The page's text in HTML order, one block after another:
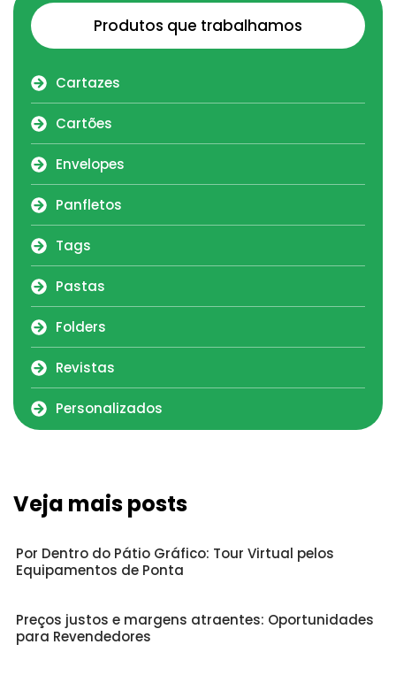
Produtos que trabalhamos
Cartazes
Cartões
Envelopes
Panfletos
Tags
Pastas
Folders
Revistas
Personalizados
Veja mais posts
Por Dentro do Pátio Gráfico: Tour Virtual pelos
Equipamentos de Ponta
Preços justos e margens atraentes: Oportunidades
para Revendedores